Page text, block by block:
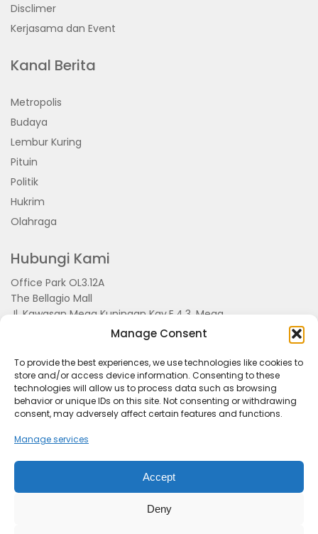
Manage Consent
To provide the best experiences, we use technologies like cookies to
store and/or access device information. Consenting to these
technologies will allow us to process data such as browsing
behavior or unique IDs on this site. Not consenting or withdrawing
consent, may adversely affect certain features and functions.
Manage services
Accept
Deny
Disclimer
Kerjasama dan Event
Kanal Berita
Metropolis
Budaya
Lembur Kuring
Pituin
Politik
Hukrim
Olahraga
Hubungi Kami
Office Park OL3.12A
The Bellagio Mall
Jl. Kawasan Mega Kuningan Kav.E.4.3, Mega
Kuningan, Kel. Kuningan Timur,
Kec.Setiabudi, Jakarta Selatan 15810
Kerjasama dan Event